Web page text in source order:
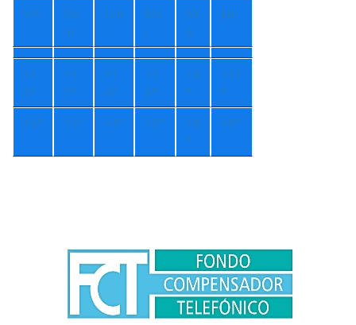
Vie
Do
m
Lun
Ma
r
Mi
é
Jue
+1
5°
+1
7°
+1
4°
+1
3°
+9
°
+11
°
+5° +5° +4° +5° +8
°
+9°